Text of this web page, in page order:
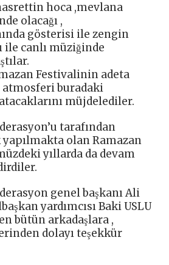
hoca ,mevlana
olacağı ,
gösterisi ile zengin
ile canlı müziğinde
Festivalinin adeta
atmosferi buradaki
müjdelediler.
tarafından
olan Ramazan
yıllarda da devam
genel başkanı Ali
yardımcısı Baki USLU
bütün arkadaşlara ,
dolayı teşekkür